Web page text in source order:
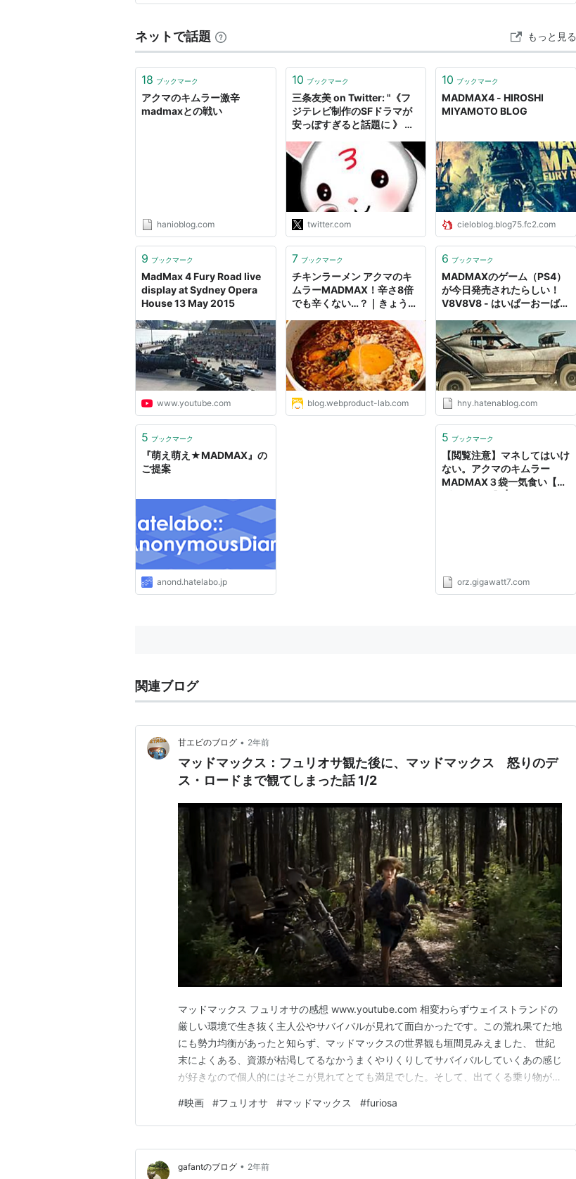
ネットで話題 もっと見る
18 ブックマーク
アクマのキムラー激辛
madmaxとの戦い
hanioblog.com
10 ブックマーク
三条友美 on Twitter: "《フ
ジテレビ制作のSFドラマが
安っぽすぎると話題に 》 比
いかな。なかなか日本人は汚
せない。SW4で感動したの
は汚れてるということ。
MADMAXでもおめえら半年
は風呂入ってないだろという
くらい汚い。…
https://t.co/wyj3id86wZ"
twitter.com
10 ブックマーク
MADMAX4 - HIROSHI
MIYAMOTO BLOG
cieloblog.blog75.fc2.com
9 ブックマーク
MadMax 4 Fury Road live
display at Sydney Opera
House 13 May 2015
www.youtube.com
7 ブックマーク
チキンラーメン アクマのキ
ムラーMADMAX！辛さ8倍
でも辛くない…？｜きょうも
blog.webproduct-lab.com
6 ブックマーク
MADMAXのゲーム（PS4）
が今日発売されたらしい！
V8V8V8 - はいぱーおーばー
hny.hatenablog.com
5 ブックマーク
『萌え萌え★MADMAX』の
ご提案
anond.hatelabo.jp
5 ブックマーク
【閲覧注意】マネしてはいけ
ない。アクマのキムラー
MADMAX３袋一気食い【デ
orz.gigawatt7.com
関連ブログ
甘エビのブログ • 2年前
マッドマックス：フュリオサ観た後に、マッドマックス 怒りのデ
ス・ロードまで観てしまった話 1/2
マッドマックス フュリオサの感想 www.youtube.com 相変わらずウェイストランドの
厳しい環境で生き抜く主人公やサバイバルが見れて面白かったです。この荒れ果てた地
にも勢力均衡があったと知らず、マッドマックスの世界観も垣間見みえました、 世紀
末によくある、資源が枯渇してるなかうまくやりくりしてサバイバルしていくあの感じ
が好きなので個人的にはそこが見れてとても満足でした。そして、出てくる乗り物がか
る乗り物も見どころだと思います。 どん底から這い上がっていく様子が下剋上という
か、実力で上り詰めていく様子も描かれて…
#映画 #フュリオサ #マッドマックス #furiosa
gafantのブログ • 2年前